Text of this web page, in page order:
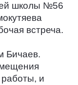
школы №56
встреча.
Бичаев.
работы, и